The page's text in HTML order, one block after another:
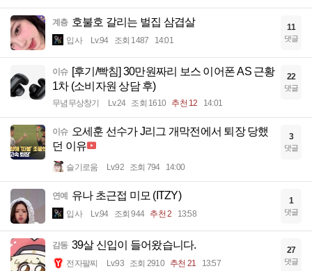
계층 호불호 갈리는 벌집 삼겹살
입사 Lv.94 조회 1487 14:01
11
댓글
이슈 [후기/빡침] 30만원짜리 보스 이어폰 AS 근황
1차 (소비자원 상담 후)
무념무상창기 Lv.24 조회 1610 추천 12 14:01
22
댓글
이슈 오세훈 선수가 J리그 개막전에서 퇴장 당했
던 이유
슬기로움 Lv.92 조회 794 14:00
3
댓글
연예 유나 초근접 미모 (ITZY)
입사 Lv.94 조회 944 추천 2 13:58
1
댓글
감동 39살 신입이 들어왔습니다.
전자팔찌 Lv.93 조회 2910 추천 21 13:57
27
댓글